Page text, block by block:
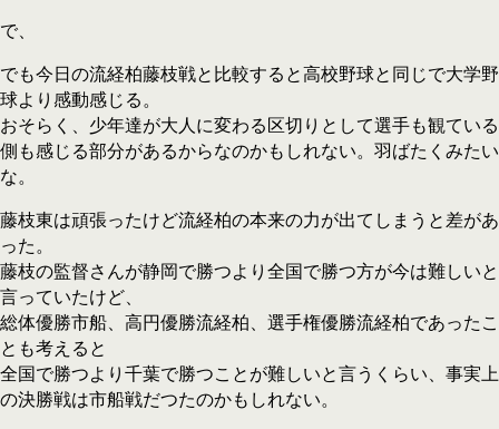
で、
でも今日の流経柏藤枝戦と比較すると高校野球と同じで大学野
球より感動感じる。
おそらく、少年達が大人に変わる区切りとして選手も観ている
側も感じる部分があるからなのかもしれない。羽ばたくみたい
な。
藤枝東は頑張ったけど流経柏の本来の力が出てしまうと差があ
った。
藤枝の監督さんが静岡で勝つより全国で勝つ方が今は難しいと
言っていたけど、
総体優勝市船、高円優勝流経柏、選手権優勝流経柏であったこ
とも考えると
全国で勝つより千葉で勝つことが難しいと言うくらい、事実上
の決勝戦は市船戦だつたのかもしれない。